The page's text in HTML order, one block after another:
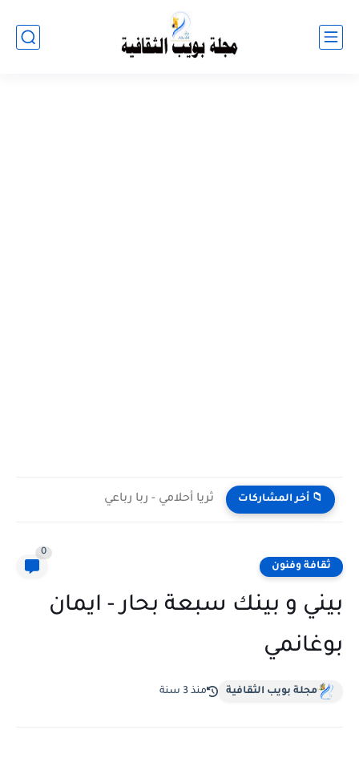
📁 أخر المشاركات ثريا أحلامي - ربا رباعي
ثقافة وفنون
0
بيني و بينك سبعة بحار - ايمان
بوغانمي
مجلة بويب الثقافية منذ 3 سنة